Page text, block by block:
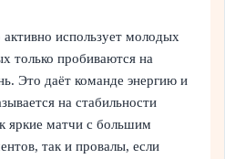
использует молодых
только пробиваются на
Это даёт команде энергию и
на стабильности
яркие матчи с большим
так и провалы, если